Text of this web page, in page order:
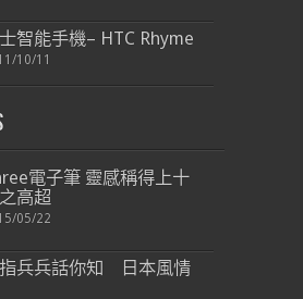
智能手機– HTC Rhyme
10/11
電子筆 靈感稱得上十
高超
05/22
兵兵話你知 日本風情